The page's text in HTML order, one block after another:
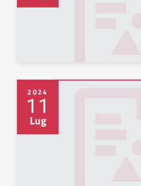
2024
11
Lug